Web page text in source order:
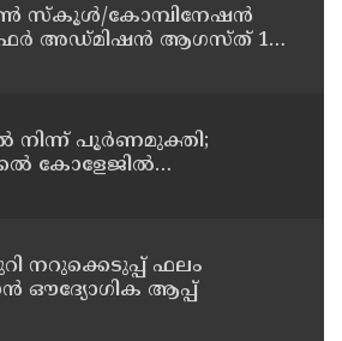
സ്‌കൂൾ/കോമ്പിനേഷൻ
അഡ്മിഷൻ ആഗസ്ത് 10,
നിന്ന് പൂർണമുക്തി;
കോളേജിൽ
നറുക്കെടുപ്പ് ഫലം
ഔദ്യോഗിക ആപ്പ്